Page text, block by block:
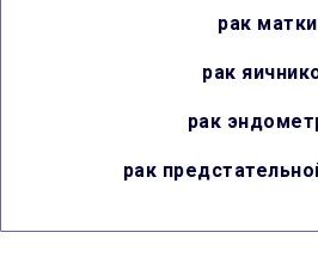
рак матки
рак
рак
рак